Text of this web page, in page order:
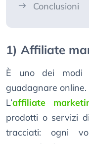
Conclusioni
1) Affiliate
È uno dei modi
guadagnare online.
L’affiliate
prodotti o servizi
tracciati: ogni